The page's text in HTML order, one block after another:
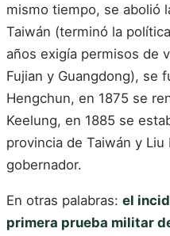
mismo tiempo, se abolió
Taiwán (terminó la
años exigía permisos de
Fujian y Guangdong), se
Hengchun, en 1875 se
Keelung, en 1885 se
provincia de Taiwán y
gobernador.
En otras palabras: el
primera prueba militar